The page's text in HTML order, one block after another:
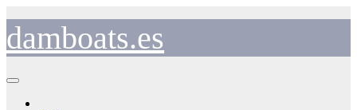
contenido
damboats.es